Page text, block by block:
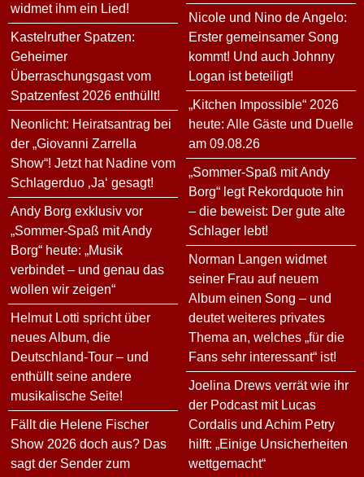
widmet ihm ein Lied!
Kastelruther Spatzen:
Geheimer
Überraschungsgast vom
Spatzenfest 2026 enthüllt!
Neonlicht: Heiratsantrag bei
der „Giovanni Zarrella
Show“! Jetzt hat Nadine vom
Schlagerduo ‚Ja‘ gesagt!
Andy Borg exklusiv vor
„Sommer-Spaß mit Andy
Borg“ heute: „Musik
verbindet – und genau das
wollen wir zeigen“
Helmut Lotti spricht über
neues Album, die
Deutschland-Tour – und
enthüllt seine andere
musikalische Seite!
Fällt die Helene Fischer
Show 2026 doch aus? Das
sagt der Sender zum
Nicole und Nino de Angelo:
Erster gemeinsamer Song
kommt! Und auch Johnny
Logan ist beteiligt!
„Kitchen Impossible“ 2026
heute: Alle Gäste und Duelle
am 09.08.26
„Sommer-Spaß mit Andy
Borg“ legt Rekordquote hin
– die beweist: Der gute alte
Schlager lebt!
Norman Langen widmet
seiner Frau auf neuem
Album einen Song – und
deutet weiteres privates
Thema an, welches „für die
Fans sehr interessant“ ist!
Joelina Drews verrät wie ihr
der Podcast mit Lucas
Cordalis und Achim Petry
hilft: „Einige Unsicherheiten
wettgemacht“